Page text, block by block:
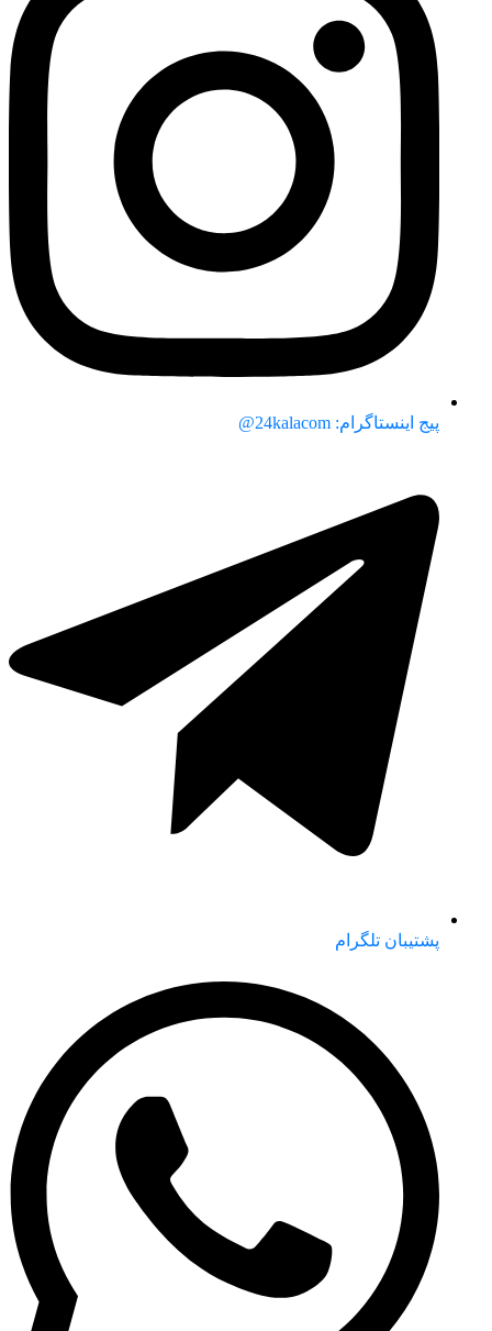
پیج اینستاگرام: 24kalacom@
پشتیبان تلگرام